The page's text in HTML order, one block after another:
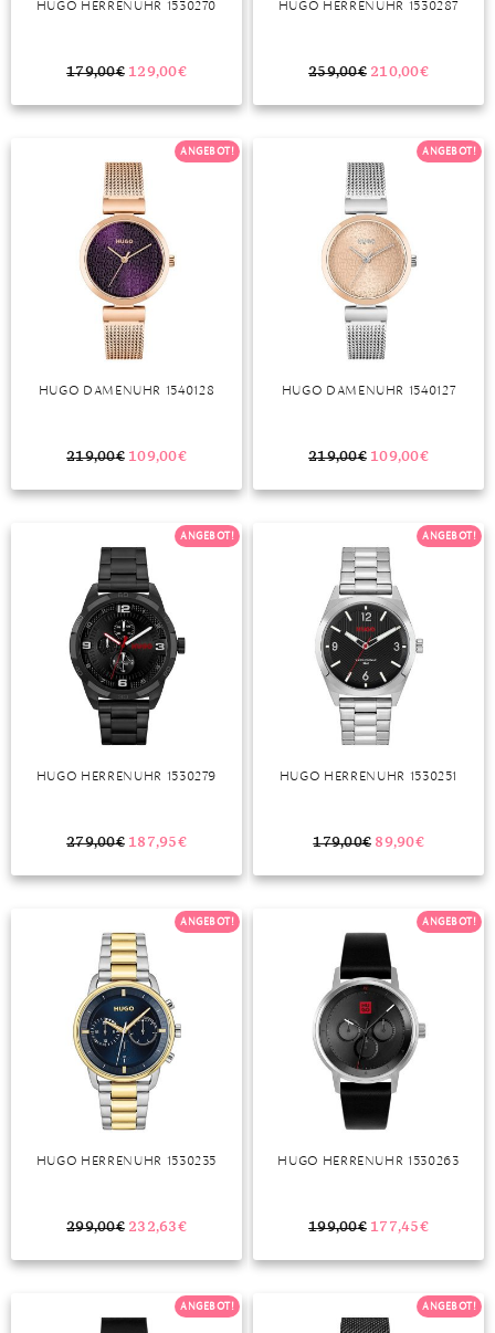
MORGANIT
QUARZ
ROSENQUARZ
SAPHIR
HUGO HERRENUHR 1530270
179,00€ 129,00€
HUGO HERRENUHR 1530287
259,00€ 210,00€
ANGEBOT!
HUGO DAMENUHR 1540128
219,00€ 109,00€
ANGEBOT!
HUGO DAMENUHR 1540127
219,00€ 109,00€
ANGEBOT!
HUGO HERRENUHR 1530279
279,00€ 187,95€
ANGEBOT!
HUGO HERRENUHR 1530251
179,00€ 89,90€
ANGEBOT!
HUGO HERRENUHR 1530235
299,00€ 232,63€
ANGEBOT!
HUGO HERRENUHR 1530263
199,00€ 177,45€
ANGEBOT! ANGEBOT!